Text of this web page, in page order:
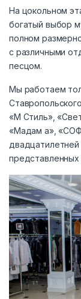
На цокольном
богатый выбор
полном
с различными
песцом.
Мы работаем
«М Стиль»,
«Мадам а»,
двадцатилетней
представленных